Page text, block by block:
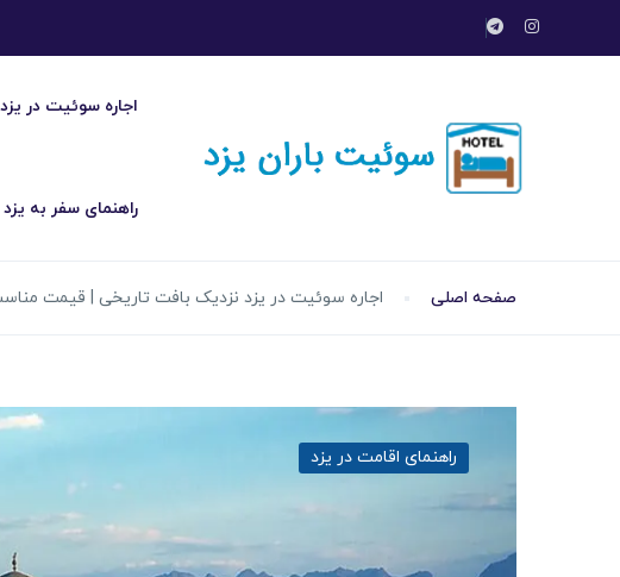
اجاره سوئیت در
راهنمای سفر به یزد
صفحه اصلی اجاره سوئیت در یزد نزدیک بافت تاریخی | قیمت
راهنمای اقامت در یزد